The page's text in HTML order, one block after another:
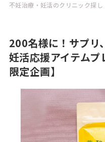
不妊治療・妊活のクリニック探
200名様に！サプリ
妊活応援アイテム
限定企画】